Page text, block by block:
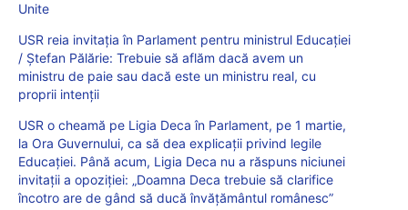
Unite
USR reia invitația în Parlament pentru ministrul Educației
/ Ștefan Pălărie: Trebuie să aflăm dacă avem un
ministru de paie sau dacă este un ministru real, cu
proprii intenții
USR o cheamă pe Ligia Deca în Parlament, pe 1 martie,
la Ora Guvernului, ca să dea explicații privind legile
Educației. Până acum, Ligia Deca nu a răspuns niciunei
invitații a opoziției: „Doamna Deca trebuie să clarifice
încotro are de gând să ducă învăţământul românesc”